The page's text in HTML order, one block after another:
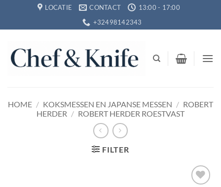
inhoud
LOCATIE CONTACT
13:00 - 17:00
+32498142343
HOME / KOKSMESSEN EN JAPANSE MESSEN / ROBERT
HERDER / ROBERT HERDER ROESTVAST
FILTER